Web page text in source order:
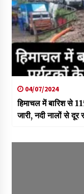
04/07/2024
हिमाचल में बारिश से
जारी, नदी नालों से दूर